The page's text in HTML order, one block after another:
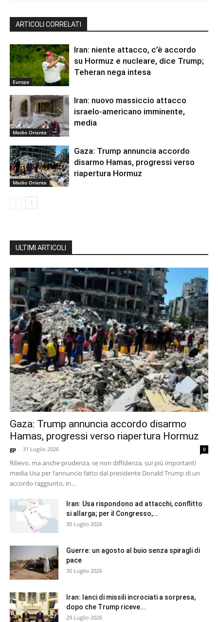
ARTICOLI CORRELATI
Europa
Iran: niente attacco, c’è accordo
su Hormuz e nucleare, dice Trump;
Teheran nega intesa
Medio Oriente
Iran: nuovo massiccio attacco
israelo-americano imminente,
media
Medio Oriente
Gaza: Trump annuncia accordo
disarmo Hamas, progressi verso
riapertura Hormuz
ULTIMI ARTICOLI
Gaza: Trump annuncia accordo disarmo
Hamas, progressi verso riapertura Hormuz
gp - 31 Luglio 2026 0
Rilievo, ma anche prudenza, se non diffidenza, sui più importanti
media Usa per l’annuncio fatto dal presidente Donald Trump di un
accordo raggiunto, in...
Iran: Usa rispondono ad attacchi, conflitto
si allarga; per il Congresso,...
30 Luglio 2026
Guerre: un agosto al buio senza spiragli di
pace
30 Luglio 2026
Iran: lanci di missili incrociati a sorpresa,
dopo che Trump riceve...
29 Luglio 2026